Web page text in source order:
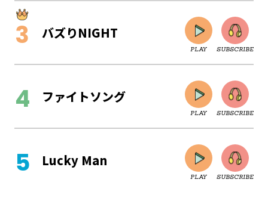
バズりNIGHT
PLAY SUBSCRIBE
ファイトソング
PLAY SUBSCRIBE
Lucky Man
PLAY SUBSCRIBE